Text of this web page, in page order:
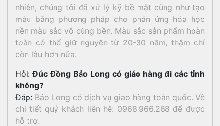
nhiên, chúng tôi đã xử lý kỹ bề mặt cũng như tạo
màu bằng phương pháp cho phản ứng hóa học
nền màu sắc vô cùng bền. Màu sắc sản phẩm hoàn
toàn có thể giữ nguyên từ 20-30 năm, thậm chí
còn lâu hơn nữa.
Hỏi: Đúc Đồng Bảo Long có giáo hàng đi các tỉnh
không?
Đáp: Bảo Long có dịch vụ giao hàng toàn quốc. Về
chi tiết quý khách liên hệ: 0968.966.268 để được
hỗ trợ.